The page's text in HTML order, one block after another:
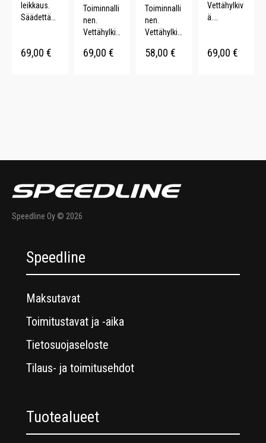
leikkaus.
Säädettävä
hihansuut.
69,00 €
Toiminnalli
nen.
Vettähylkiv
Joustava.
69,00 €
Toiminnalli
nen.
Vettähylkiv
Fleecevuor
58,00 €
Vettähylkiv
ä.
Säädettävä
69,00 €
Speedline Oy © 2026
Speedline
Maksutavat
Toimitustavat ja -aika
Tietosuojaseloste
Tilaus- ja toimitusehdot
Tuotealueet